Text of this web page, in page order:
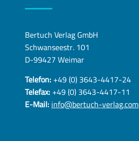
Bertuch Verlag GmbH
Schwanseestr. 101
D-99427 Weimar
Telefon:+49 (0) 3643-4417-24
Telefax:+49 (0) 3643-4417-11
E-Mail:info@bertuch-verlag.com